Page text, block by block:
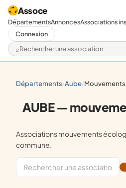
Assoce
Rechercher une association
DépartementsAnnoncesAssociations
Connexion
départements/ aube/
AUBE —
Associations mouvements écologiques AUBE regroupées par
commune.